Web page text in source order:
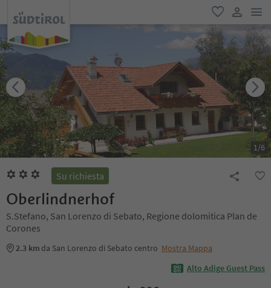
favoriti
user link
1/6
Su richiesta
Oberlindnerhof
S.Stefano, San Lorenzo di Sebato, Regione dolomitica Plan de
Corones
2.3 km da San Lorenzo di Sebato centro Mostra Mappa
Alto Adige Guest Pass